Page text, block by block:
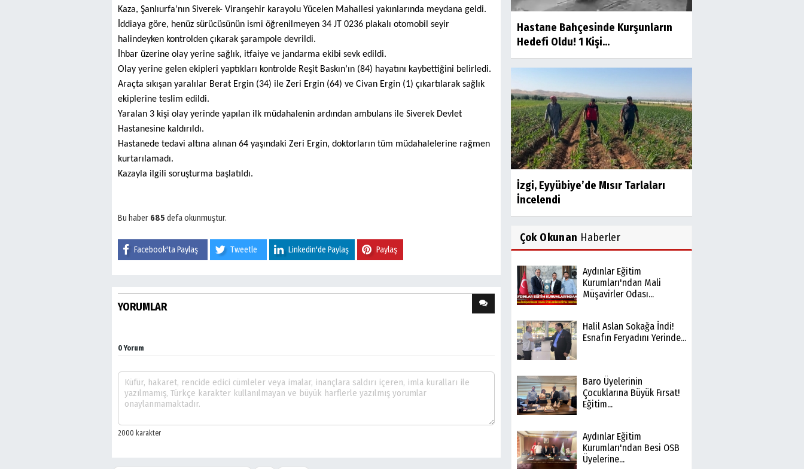
Kaza, Şanlıurfa’nın Siverek- Viranşehir karayolu Yücelen Mahallesi yakınlarında meydana geldi.
İddiaya göre, henüz sürücüsünün ismi öğrenilmeyen 34 JT 0236 plakalı otomobil seyir
halindeyken kontrolden çıkarak şarampole devrildi.
İhbar üzerine olay yerine sağlık, itfaiye ve jandarma ekibi sevk edildi.
Olay yerine gelen ekipleri yaptıkları kontrolde Reşit Baskın’ın (84) hayatını kaybettiğini belirledi.
Araçta sıkışan yaralılar Berat Ergin (34) ile Zeri Ergin (64) ve Civan Ergin (1) çıkartılarak sağlık
ekiplerine teslim edildi.
Yaralan 3 kişi olay yerinde yapılan ilk müdahalenin ardından ambulans ile Siverek Devlet
Hastanesine kaldırıldı.
Hastanede tedavi altına alınan 64 yaşındaki Zeri Ergin, doktorların tüm müdahalelerine rağmen
kurtarılamadı.
Kazayla ilgili soruşturma başlatıldı.
Bu haber 685 defa okunmuştur.
Facebook'ta Paylaş Tweetle Linkedin'de Paylaş Paylaş
YORUMLAR
0 Yorum
Hastane Bahçesinde Kurşunların
Hedefi Oldu! 1 Kişi...
İzgi, Eyyübiye’de Mısır Tarlaları
İncelendi
Çok Okunan Haberler
Aydınlar Eğitim
Kurumları'ndan Mali
Müşavirler Odası...
Halil Aslan Sokağa İndi!
Esnafın Feryadını Yerinde...
Baro Üyelerinin
Çocuklarına Büyük Fırsat!
Eğitim...
Aydınlar Eğitim
Kurumları'ndan Besi OSB
Üyelerine...